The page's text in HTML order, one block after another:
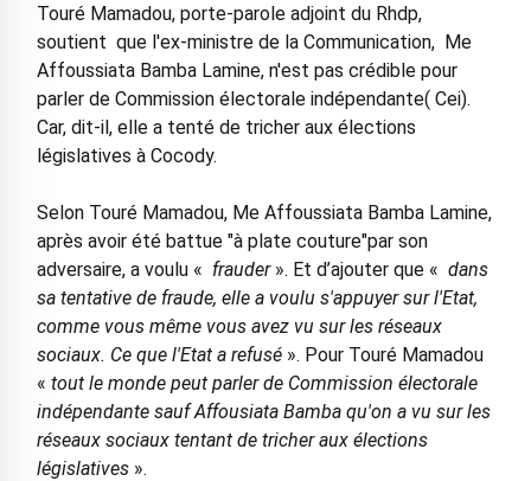
Touré Mamadou, porte-parole adjoint du Rhdp,
soutient que l'ex-ministre de la Communication, Me
Affoussiata Bamba Lamine, n'est pas crédible pour
parler de Commission électorale indépendante( Cei).
Car, dit-il, elle a tenté de tricher aux élections
législatives à Cocody.
Selon Touré Mamadou, Me Affoussiata Bamba Lamine,
après avoir été battue "à plate couture"par son
adversaire, a voulu « frauder». Et d’ajouter que « dans
sa tentative de fraude, elle a voulu s'appuyer sur l'Etat,
comme vous même vous avez vu sur les réseaux
sociaux. Ce que l'Etat a refusé». Pour Touré Mamadou
« tout le monde peut parler de Commission électorale
indépendante sauf Affousiata Bamba qu'on a vu sur les
réseaux sociaux tentant de tricher aux élections
législatives».